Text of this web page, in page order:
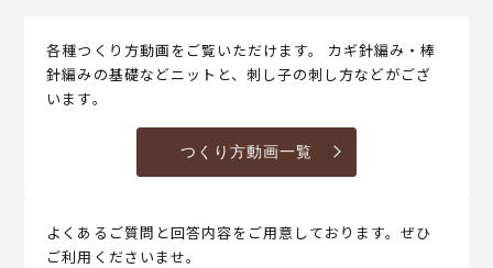
各種つくり方動画をご覧いただけます。 カギ針編み・棒
針編みの基礎などニットと、刺し子の刺し方などがござ
います。
つくり方動画一覧
よくあるご質問と回答内容をご用意しております。ぜひ
ご利用くださいませ。